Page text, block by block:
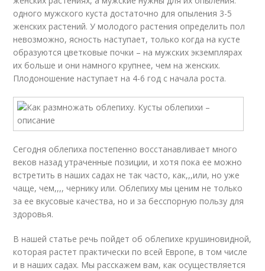
одного мужского куста достаточно для опыления 3-5
женских растений. У молодого растения определить пол
невозможно, ясность наступает, только когда на кусте
образуются цветковые почки – на мужских экземплярах
их больше и они намного крупнее, чем на женских.
Плодоношение наступает на 4-6 год с начала роста.
Сегодня облепиха постепенно восстанавливает много
веков назад утраченные позиции, и хотя пока ее можно
встретить в наших садах не так часто, как,,,или, но уже
чаще, чем,,,, чернику или. Облепиху мы ценим не только
за ее вкусовые качества, но и за бесспорную пользу для
здоровья.
В нашей статье речь пойдет об облепихе крушиновидной,
которая растет практически по всей Европе, в том числе
и в наших садах. Мы расскажем вам, как осуществляется